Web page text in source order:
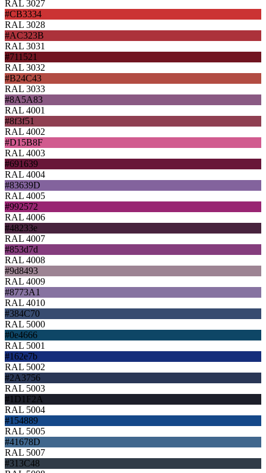
RAL 3027
#CB3334
RAL 3028
#AC323B
RAL 3031
#711521
RAL 3032
#B24C43
RAL 3033
#8A5A83
RAL 4001
#8f3f51
RAL 4002
#D15B8F
RAL 4003
#691639
RAL 4004
#83639D
RAL 4005
#992572
RAL 4006
#48233e
RAL 4007
#853d7d
RAL 4008
#9d8493
RAL 4009
#8773A1
RAL 4010
#384C70
RAL 5000
#0e4666
RAL 5001
#162e7b
RAL 5002
#2A3756
RAL 5003
#1D1F2A
RAL 5004
#154889
RAL 5005
#41678D
RAL 5007
#313C48